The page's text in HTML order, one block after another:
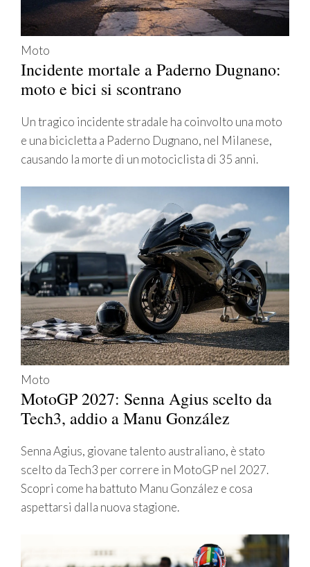
Moto
Incidente mortale a Paderno Dugnano:
moto e bici si scontrano
Un tragico incidente stradale ha coinvolto una moto
e una bicicletta a Paderno Dugnano, nel Milanese,
causando la morte di un motociclista di 35 anni.
Moto
MotoGP 2027: Senna Agius scelto da
Tech3, addio a Manu González
Senna Agius, giovane talento australiano, è stato
scelto da Tech3 per correre in MotoGP nel 2027.
Scopri come ha battuto Manu González e cosa
aspettarsi dalla nuova stagione.